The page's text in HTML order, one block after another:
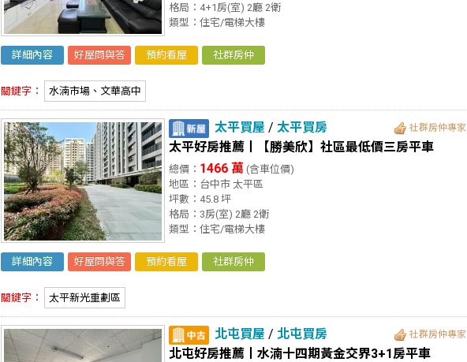
格局：4+1房(室) 2廳 2衛
類型：住宅/電梯大樓
詳細內容 好屋問與答 預約看屋 社群房仲
關鍵字： 水湳市場、文華高中
太平買屋 / 太平買房 社群房仲專家
太平好房推薦丨【勝美欣】社區最低價三房平車
總價： 1466 萬 (含車位價)
地區：台中市 太平區
坪數：45.8 坪
格局：3房(室) 2廳 2衛
類型：住宅/電梯大樓
詳細內容 好屋問與答 預約看屋 社群房仲
關鍵字： 太平新光重劃區
北屯買屋 / 北屯買房 社群房仲專家
北屯好房推薦丨水湳十四期黃金交界3+1房平車